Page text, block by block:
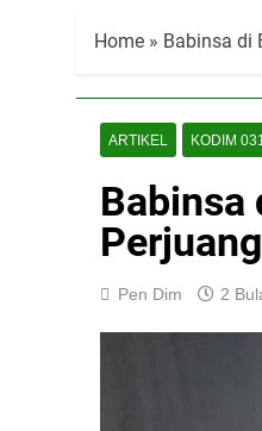
Home » Babinsa di
ARTIKEL KODIM
Babinsa
Pen Dim 2